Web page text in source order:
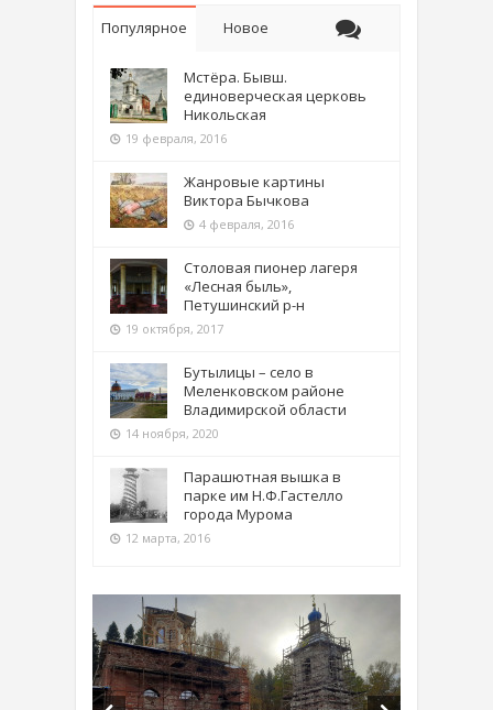
Популярное Новое
Мстёра. Бывш.
единоверческая церковь
Никольская
19 февраля, 2016
Жанровые картины
Виктора Бычкова
4 февраля, 2016
Столовая пионер лагеря
«Лесная быль»,
Петушинский р-н
19 октября, 2017
Бутылицы – село в
Меленковском районе
Владимирской области
14 ноября, 2020
Парашютная вышка в
парке им Н.Ф.Гастелло
города Мурома
12 марта, 2016